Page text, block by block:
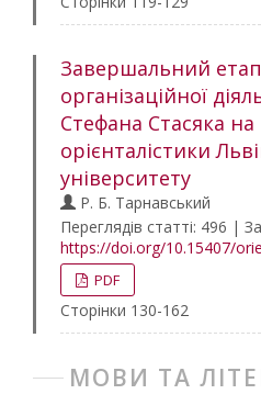
Завершальний
організаційної
Стефана Стасяка на
орієнталістики
університету
Р. Б. Тарнавський
Переглядів статті: 496 |
https://doi.org/10.15407/
PDF
Сторінки 130-162
МОВИ ТА